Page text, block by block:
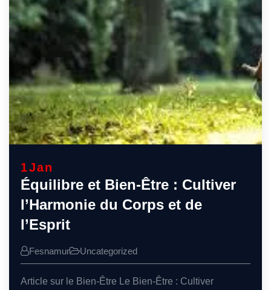
1Jan
Équilibre et Bien-Être : Cultiver
l’Harmonie du Corps et de
l’Esprit
Fesnamur Uncategorized
Article sur le Bien-Être Le Bien-Être : Cultiver